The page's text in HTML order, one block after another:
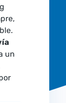
un